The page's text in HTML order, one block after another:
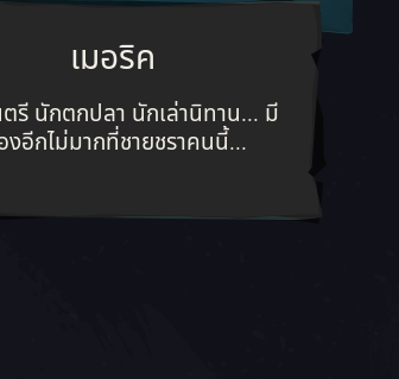
การณ์ของตนเมอริค
รี นักตกปลา นักเล่านิทาน... มี
งอีกไม่มากที่ชายชราคนนี้...
นักดนตรี นักตกปลา นักเล่านิทาน... มี